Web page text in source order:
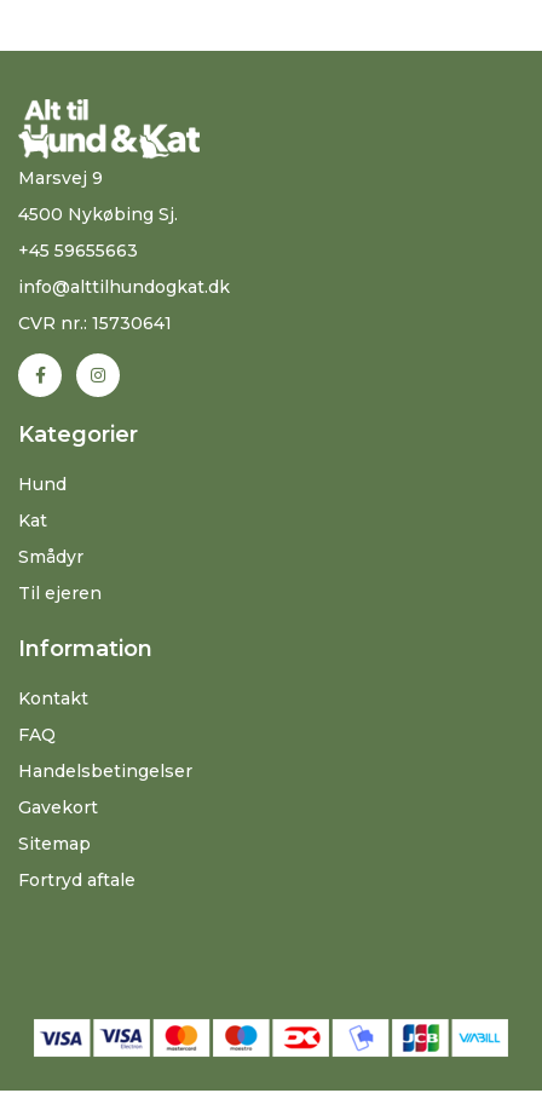
Marsvej 9
4500 Nykøbing Sj.
+45 59655663
info@alttilhundogkat.dk
CVR nr.: 15730641
Kategorier
Hund
Kat
Smådyr
Til ejeren
Information
Kontakt
FAQ
Handelsbetingelser
Gavekort
Sitemap
Fortryd aftale